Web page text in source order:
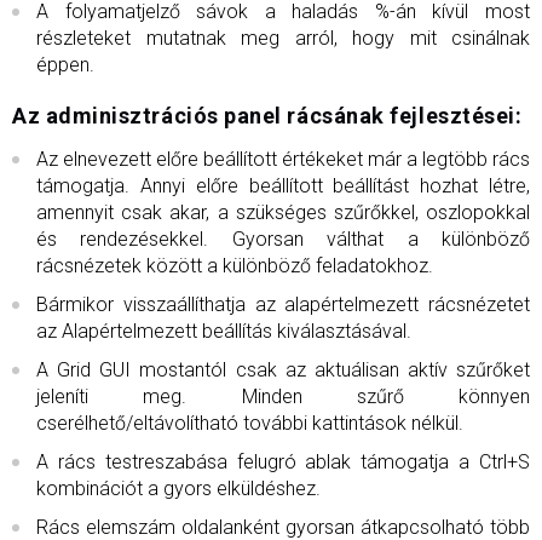
A folyamatjelző sávok a haladás %-án kívül most
részleteket mutatnak meg arról, hogy mit csinálnak
éppen.
Az adminisztrációs panel rácsának fejlesztései:
Az elnevezett előre beállított értékeket már a legtöbb rács
támogatja. Annyi előre beállított beállítást hozhat létre,
amennyit csak akar, a szükséges szűrőkkel, oszlopokkal
és rendezésekkel. Gyorsan válthat a különböző
rácsnézetek között a különböző feladatokhoz.
Bármikor visszaállíthatja az alapértelmezett rácsnézetet
az Alapértelmezett beállítás kiválasztásával.
A Grid GUI mostantól csak az aktuálisan aktív szűrőket
jeleníti meg. Minden szűrő könnyen
cserélhető/eltávolítható további kattintások nélkül.
A rács testreszabása felugró ablak támogatja a Ctrl+S
kombinációt a gyors elküldéshez.
Rács elemszám oldalanként gyorsan átkapcsolható több